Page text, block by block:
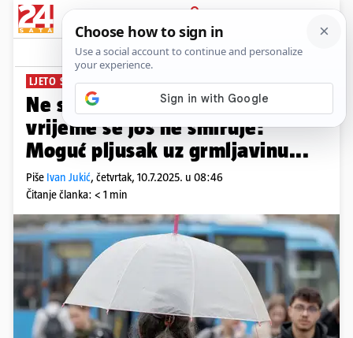
PRIJAVA
News Komentari
LJETO SE NE DA!
Ne spremajte kišobrane,
vrijeme se još ne smiruje:
Moguć pljusak uz grmljavinu...
Piše Ivan Jukić, četvrtak, 10.7.2025. u 08:46
Čitanje članka: < 1 min